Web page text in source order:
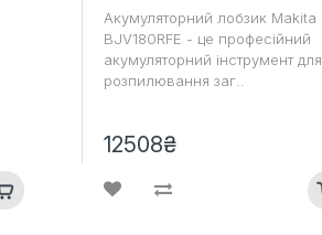
Акумуляторний лобзик Makita
BJV180RFE - це професійний
акумуляторний інструмент для
розпилювання заг..
12508₴